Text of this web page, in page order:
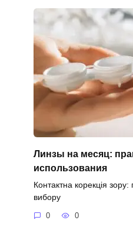
Линзы на месяц:
использования
Контактна корекція
вибору
0 0